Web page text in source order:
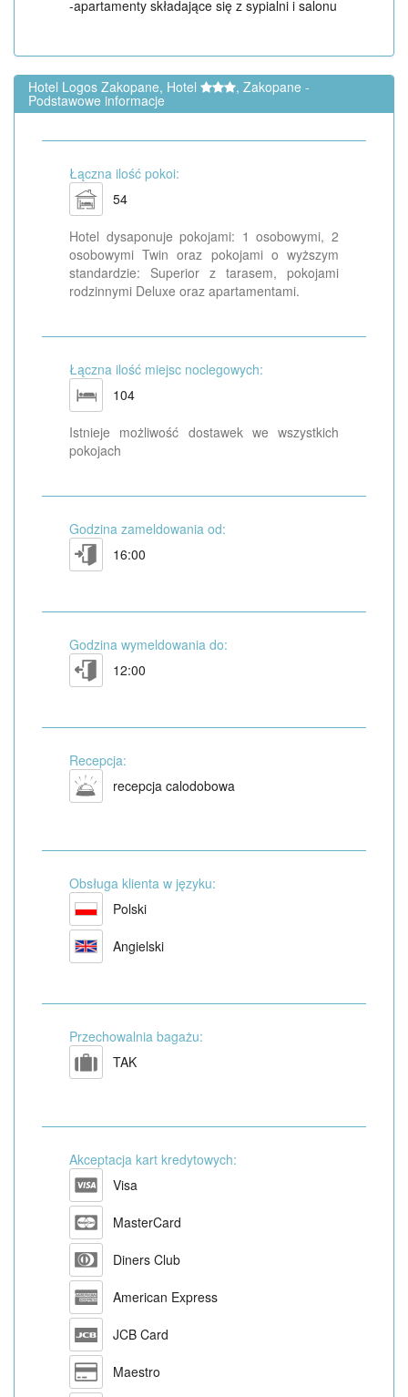
-apartamenty składające się z sypialni i salonu
Hotel Logos Zakopane, Hotel , Zakopane -
Podstawowe informacje
Łączna ilość pokoi:
54
Hotel dysaponuje pokojami: 1 osobowymi, 2
osobowymi Twin oraz pokojami o wyższym
standardzie: Superior z tarasem, pokojami
rodzinnymi Deluxe oraz apartamentami.
Łączna ilość miejsc noclegowych:
104
Istnieje możliwość dostawek we wszystkich
pokojach
Godzina zameldowania od:
16:00
Godzina wymeldowania do:
12:00
Recepcja:
recepcja calodobowa
Obsługa klienta w języku:
Polski
Angielski
Przechowalnia bagażu:
TAK
Akceptacja kart kredytowych:
Visa
MasterCard
Diners Club
American Express
JCB Card
Maestro